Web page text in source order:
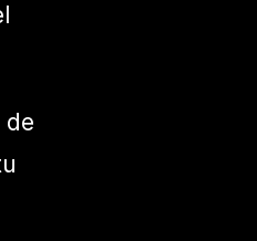
de